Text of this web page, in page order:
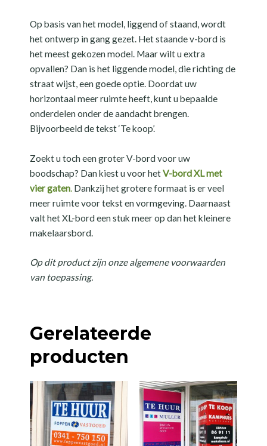
Op basis van het model, liggend of staand, wordt
het ontwerp in gang gezet. Het staande v-bord is
het meest gekozen model. Maar wilt u extra
opvallen? Dan is het liggende model, die richting de
straat wijst, een goede optie. Doordat uw
horizontaal meer ruimte heeft, kunt u bepaalde
onderdelen onder de aandacht brengen.
Bijvoorbeeld de tekst ‘Te koop’.
Zoekt u toch een groter V-bord voor uw
boodschap? Dan kiest u voor hetV-bord XL met
vier gaten. Dankzij het grotere formaat is er veel
meer ruimte voor tekst en vormgeving. Daarnaast
valt het XL-bord een stuk meer op dan het kleinere
makelaarsbord.
Op dit product zijn onze algemene voorwaarden
van toepassing.
Gerelateerde
producten